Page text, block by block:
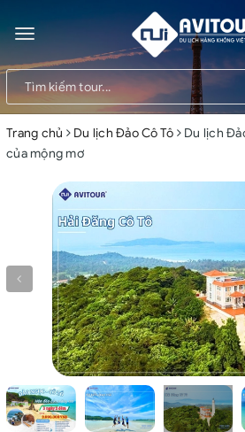
Toggle
navigation
Trang chủ Du lịch Đảo Cô Tô
Du lịch
của mộng mơ